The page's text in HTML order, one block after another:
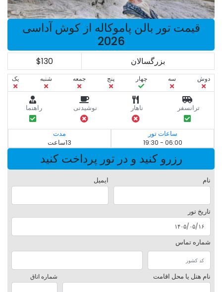
قیمت تور بالن پاموکاله از کوش آداسی
2026
بزرگسالان $130
دوش سه‌ چهار پنج جمعه شنبه یک
ترانسفر ناهار نوشیدنی راهنما
ساعات تور
06:00 - 19:30
مدت
13ساعت
رزرو کنید و در تور پرداخت کنید
نام ایمیل
تاریخ تور
شماره تماس
نام هتل یا محل اقامت شماره اتاق